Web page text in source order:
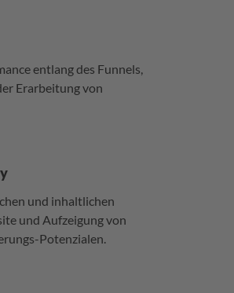
entlang des Funnels,
Erarbeitung von
und inhaltlichen
und Aufzeigung von
Potenzialen.